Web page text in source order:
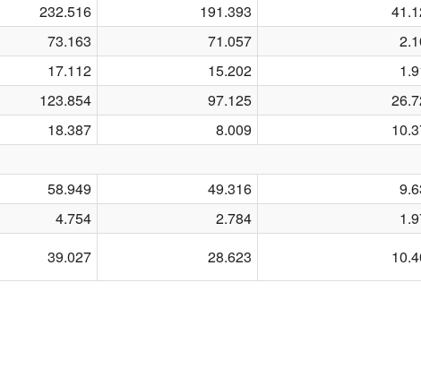
232.516 191.393
73.163 71.057
17.112 15.202
123.854 97.125
18.387 8.009
58.949 49.316
4.754 2.784
39.027 28.623